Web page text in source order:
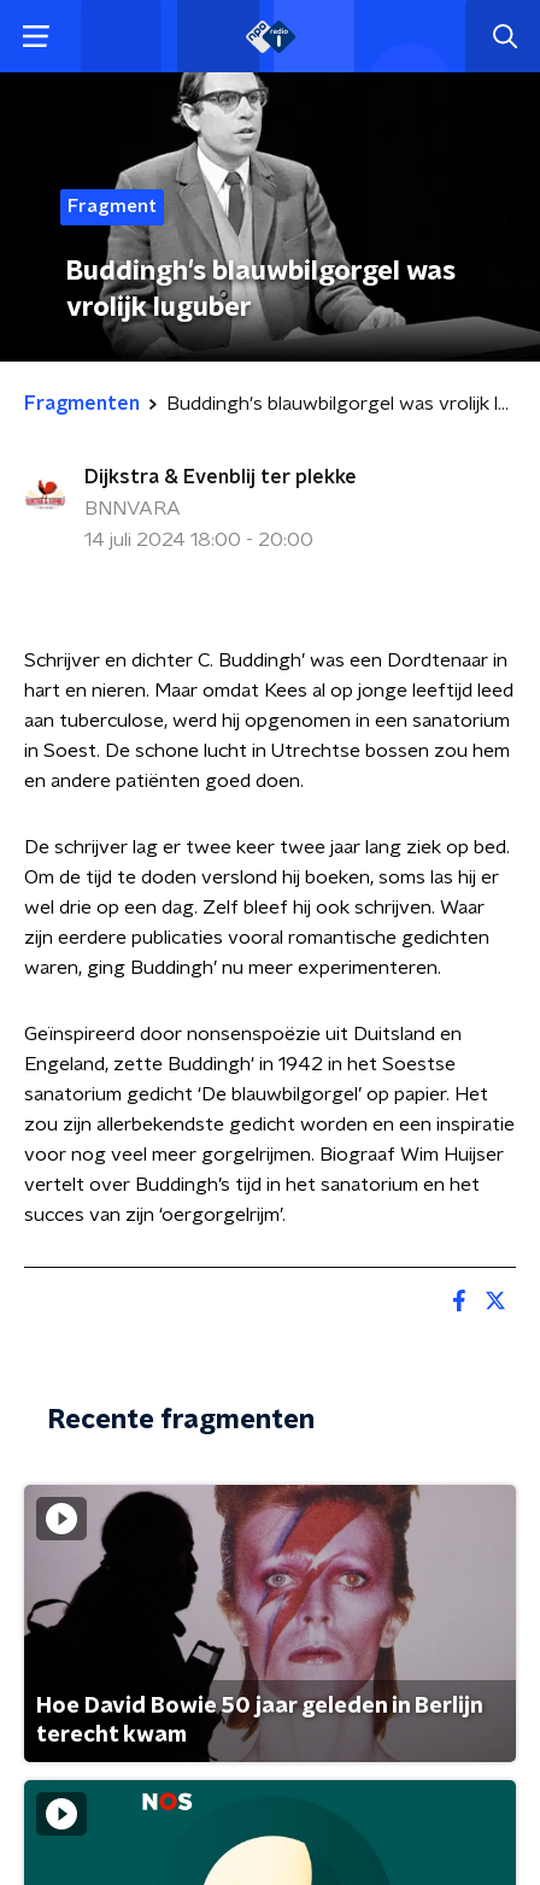
Fragment
Buddingh's blauwbilgorgel was
vrolijk luguber
Fragmenten Buddingh's blauwbilgorgel was vrolijk luguber
Dijkstra & Evenblij ter plekke
BNNVARA
14 juli 2024 18:00 - 20:00
Schrijver en dichter C. Buddingh’ was een Dordtenaar in
hart en nieren. Maar omdat Kees al op jonge leeftijd leed
aan tuberculose, werd hij opgenomen in een sanatorium
in Soest. De schone lucht in Utrechtse bossen zou hem
en andere patiënten goed doen.
De schrijver lag er twee keer twee jaar lang ziek op bed.
Om de tijd te doden verslond hij boeken, soms las hij er
wel drie op een dag. Zelf bleef hij ook schrijven. Waar
zijn eerdere publicaties vooral romantische gedichten
waren, ging Buddingh’ nu meer experimenteren.
Geïnspireerd door nonsenspoëzie uit Duitsland en
Engeland, zette Buddingh' in 1942 in het Soestse
sanatorium gedicht ‘De blauwbilgorgel’ op papier. Het
zou zijn allerbekendste gedicht worden en een inspiratie
voor nog veel meer gorgelrijmen. Biograaf Wim Huijser
vertelt over Buddingh’s tijd in het sanatorium en het
succes van zijn ‘oergorgelrijm’.
Recente fragmenten
Hoe David Bowie 50 jaar geleden in Berlijn
terecht kwam